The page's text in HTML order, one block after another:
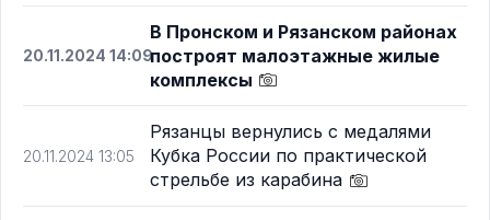
20.11.2024 14:09
В Пронском и Рязанском районах
построят малоэтажные жилые
комплексы
20.11.2024 13:05
Рязанцы вернулись с медалями
Кубка России по практической
стрельбе из карабина